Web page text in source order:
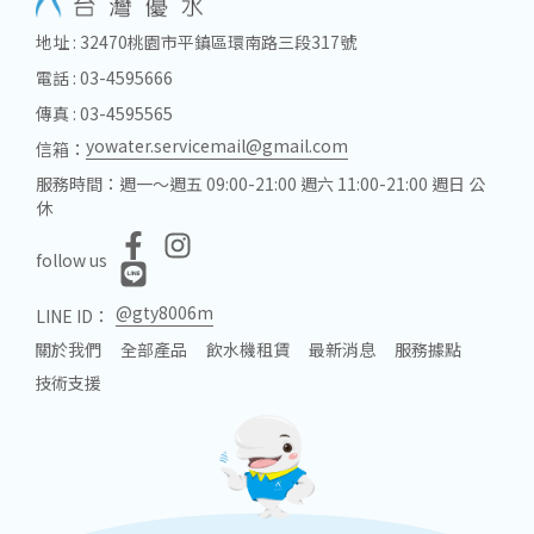
地址 : 32470桃園市平鎮區環南路三段317號
電話 : 03-4595666
傳真 : 03-4595565
信箱： yowater.servicemail@gmail.com
服務時間：週一～週五 09:00-21:00 週六 11:00-21:00 週日 公
休
follow us
LINE ID： @gty8006m
關於我們
全部產品 飲水機租賃 最新消息
服務據點
技術支援